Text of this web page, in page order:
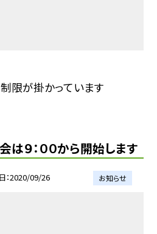
限が掛かっています
は９：００から開始します
2020/09/26 お知らせ